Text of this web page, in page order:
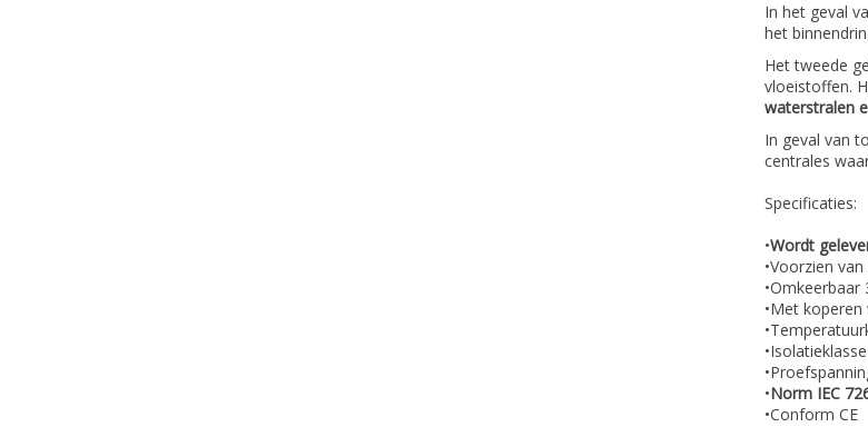
In het geval
het
Het tweede
vloeistoffen.
waterstralen
In geval van
centrales
Specificaties:
•Wordt
•Voorzien
•Omkeerbaar
•Met koperen
•Norm IEC
•Conform CE